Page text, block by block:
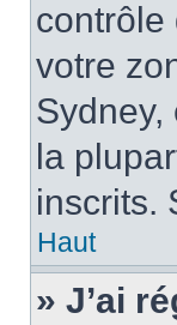
contrôle
votre
Sydney,
la
inscrits.
Haut
» J’ai